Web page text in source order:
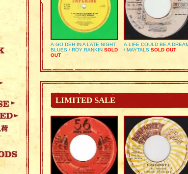
A:GO DEH IN A LATE NIGHT
BLUES / ROY RANKIN SOLD
OUT
A:LIFE COULD BE A
/ MAYTALS SOLD OUT
LIMITED SALE